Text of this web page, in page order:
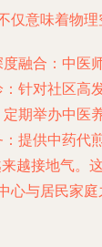
仅意味着物
融合 ：中医
：针对社区高
定期举办中医
：提供中药代
来越接地气
心与居民家